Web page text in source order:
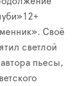
Своё
светлой
пьесы,